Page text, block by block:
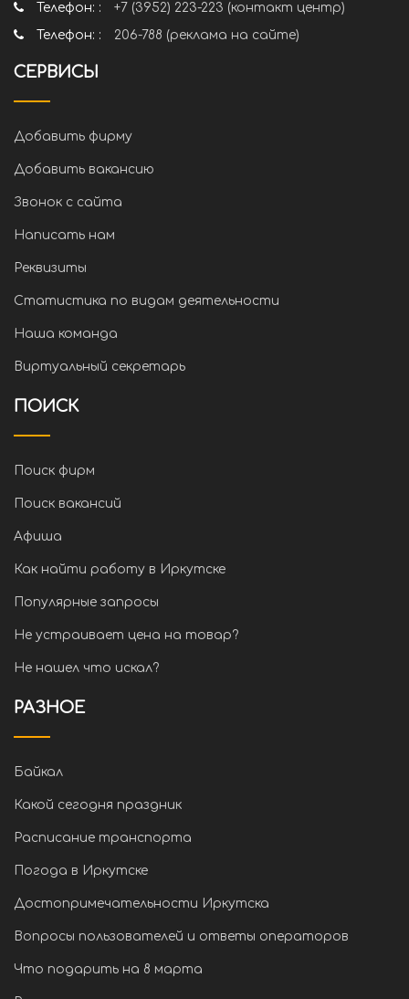
Телефон: :
+7 (3952) 223-223 (контакт центр)
Телефон: :
206-788 (реклама на сайте)
СЕРВИСЫ
Добавить фирму
Добавить вакансию
Звонок с сайта
Написать нам
Реквизиты
Статистика по видам деятельности
Наша команда
Виртуальный секретарь
ПОИСК
Поиск фирм
Поиск вакансий
Афиша
Как найти работу в Иркутске
Популярные запросы
Не устраивает цена на товар?
Не нашел что искал?
РАЗНОЕ
Байкал
Какой сегодня праздник
Расписание транспорта
Погода в Иркутске
Достопримечательности Иркутска
Вопросы пользователей и ответы операторов
Что подарить на 8 марта